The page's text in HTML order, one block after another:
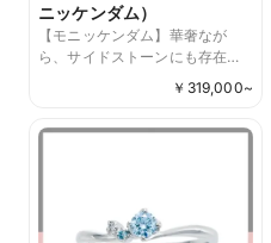
ニッケンダム）
【モニッケンダム】華奢なが
ら、サイドストーンにも存在
￥ 319,000~